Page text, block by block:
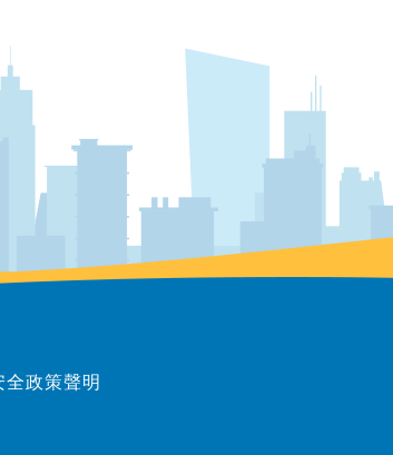
全政策聲明